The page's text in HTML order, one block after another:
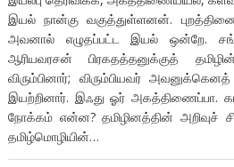
இயல் நான்கு வகுத்துள்ளனன்.
அவனால் எழுதப்பட்ட இயல் ஒன்றே.
ஆரியவரசன் பிரகதத்தனுக்குத்
விரும்பினார்; விரும்பியவர்
இயற்றினார். இஃது ஓர் அகத்திணைப்பா.
நோக்கம் என்ன? தமிழினத்தின் அறிவுச்
தமிழ்மொழியின்…